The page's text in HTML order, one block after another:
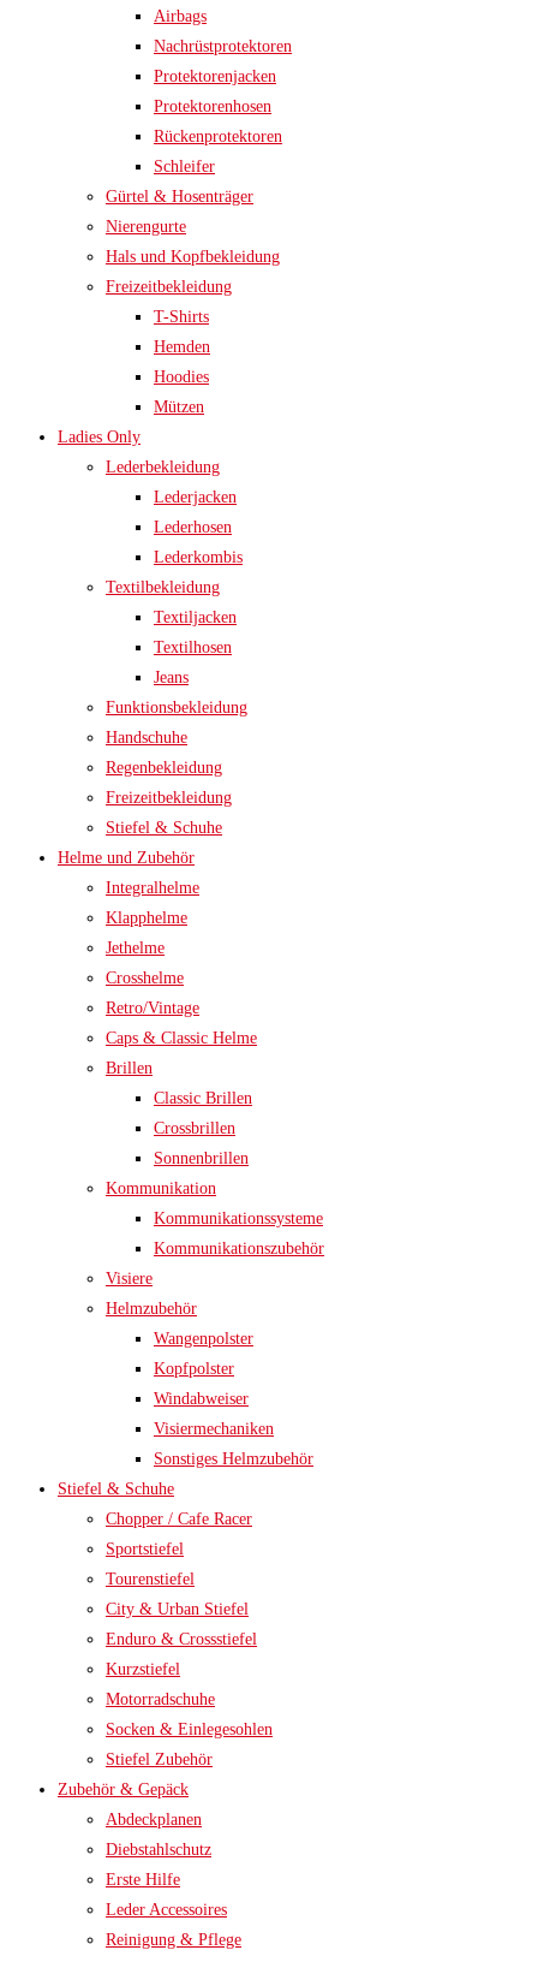
Airbags
Nachrüstprotektoren
Protektorenjacken
Protektorenhosen
Rückenprotektoren
Schleifer
Gürtel & Hosenträger
Nierengurte
Hals und Kopfbekleidung
Freizeitbekleidung
T-Shirts
Hemden
Hoodies
Mützen
Ladies Only
Lederbekleidung
Lederjacken
Lederhosen
Lederkombis
Textilbekleidung
Textiljacken
Textilhosen
Jeans
Funktionsbekleidung
Handschuhe
Regenbekleidung
Freizeitbekleidung
Stiefel & Schuhe
Helme und Zubehör
Integralhelme
Klapphelme
Jethelme
Crosshelme
Retro/Vintage
Caps & Classic Helme
Brillen
Classic Brillen
Crossbrillen
Sonnenbrillen
Kommunikation
Kommunikationssysteme
Kommunikationszubehör
Visiere
Helmzubehör
Wangenpolster
Kopfpolster
Windabweiser
Visiermechaniken
Sonstiges Helmzubehör
Stiefel & Schuhe
Chopper / Cafe Racer
Sportstiefel
Tourenstiefel
City & Urban Stiefel
Enduro & Crossstiefel
Kurzstiefel
Motorradschuhe
Socken & Einlegesohlen
Stiefel Zubehör
Zubehör & Gepäck
Abdeckplanen
Diebstahlschutz
Erste Hilfe
Leder Accessoires
Reinigung & Pflege